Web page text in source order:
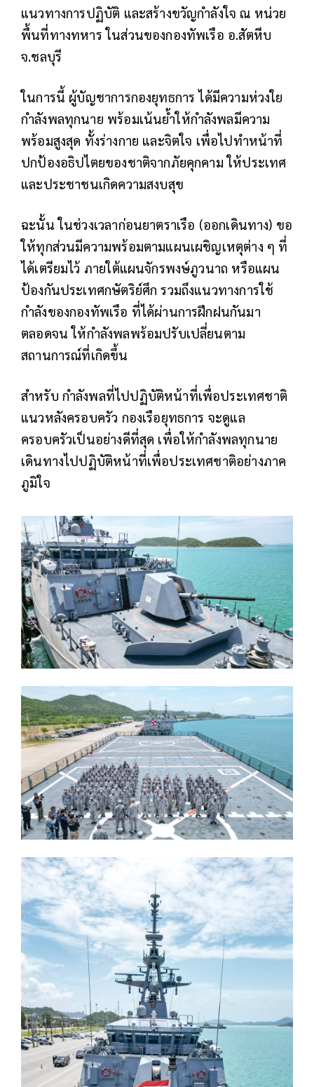
แนวทางการปฏิบัติ และสร้างขวัญกำลังใจ ณ หน่วย
พื้นที่ทางทหาร ในส่วนของกองทัพเรือ อ.สัตหีบ
จ.ชลบุรี
ในการนี้ ผู้บัญชาการกองยุทธการ ได้มีความห่วงใย
กำลังพลทุกนาย พร้อมเน้นย้ำให้กำลังพลมีความ
พร้อมสูงสุด ทั้งร่างกาย และจิตใจ เพื่อไปทำหน้าที่
ปกป้องอธิปไตยของชาติจากภัยคุกคาม ให้ประเทศ
และประชาชนเกิดความสงบสุข
ฉะนั้น ในช่วงเวลาก่อนยาตราเรือ (ออกเดินทาง) ขอ
ให้ทุกส่วนมีความพร้อมตามแผนเผชิญเหตุต่าง ๆ ที่
ได้เตรียมไว้ ภายใต้แผนจักรพงษ์ภูวนาถ หรือแผน
ป้องกันประเทศกษัตริย์ศึก รวมถึงแนวทางการใช้
กำลังของกองทัพเรือ ที่ได้ผ่านการฝึกฝนกันมา
ตลอดจน ให้กำลังพลพร้อมปรับเปลี่ยนตาม
สถานการณ์ที่เกิดขึ้น
สำหรับ กำลังพลที่ไปปฏิบัติหน้าที่เพื่อประเทศชาติ
แนวหลังครอบครัว กองเรือยุทธการ จะดูแล
ครอบครัวเป็นอย่างดีที่สุด เพื่อให้กำลังพลทุกนาย
เดินทางไปปฏิบัติหน้าที่เพื่อประเทศชาติอย่างภาค
ภูมิใจ